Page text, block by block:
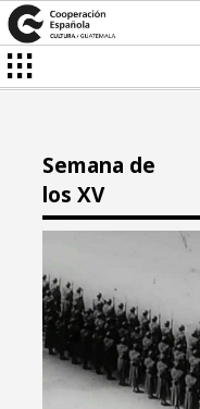
Semana de
los XV